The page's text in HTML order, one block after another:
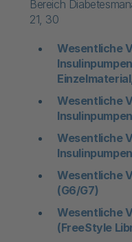
Bereich
21, 30
Wesentliche
Wesentliche
Wesentliche
Wesentliche
(G6/G7)
Wesentliche
(FreeStyle